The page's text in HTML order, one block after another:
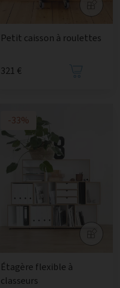
Petit caisson à roulettes
321 €
-33%
Étagère flexible à
classeurs